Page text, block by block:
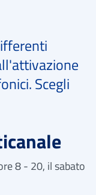
Scegli
8 - 20, il sabato